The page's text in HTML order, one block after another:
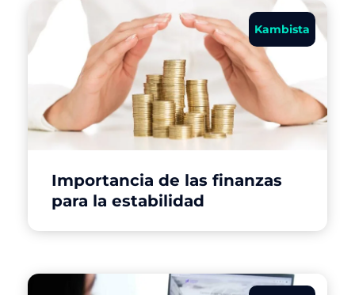
Kambista
Importancia de las finanzas
para la estabilidad